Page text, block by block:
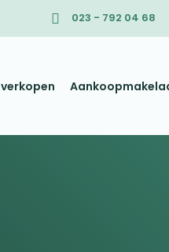
023 - 792 04 68